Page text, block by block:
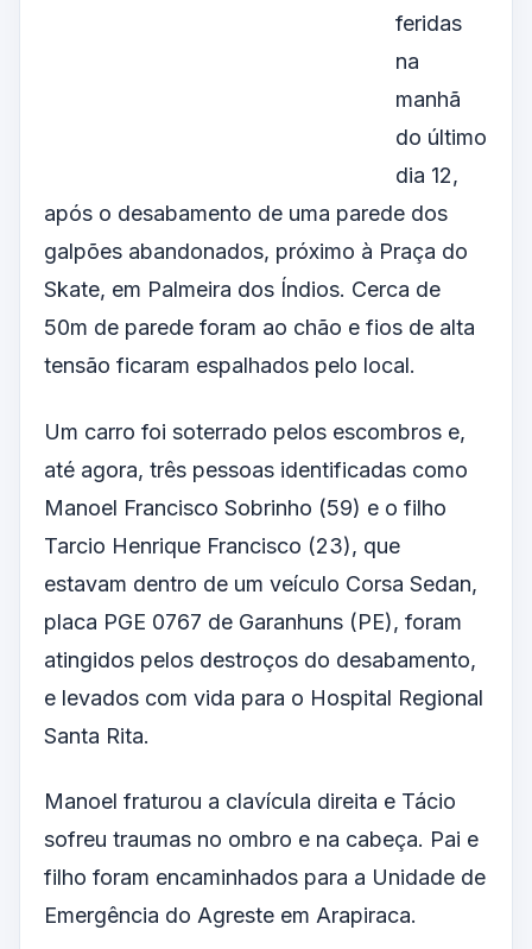
feridas
na
manhã
do último
dia 12,
após o desabamento de uma parede dos
galpões abandonados, próximo à Praça do
Skate, em Palmeira dos Índios. Cerca de
50m de parede foram ao chão e fios de alta
tensão ficaram espalhados pelo local.
Um carro foi soterrado pelos escombros e,
até agora, três pessoas identificadas como
Manoel Francisco Sobrinho (59) e o filho
Tarcio Henrique Francisco (23), que
estavam dentro de um veículo Corsa Sedan,
placa PGE 0767 de Garanhuns (PE), foram
atingidos pelos destroços do desabamento,
e levados com vida para o Hospital Regional
Santa Rita.
Manoel fraturou a clavícula direita e Tácio
sofreu traumas no ombro e na cabeça. Pai e
filho foram encaminhados para a Unidade de
Emergência do Agreste em Arapiraca.